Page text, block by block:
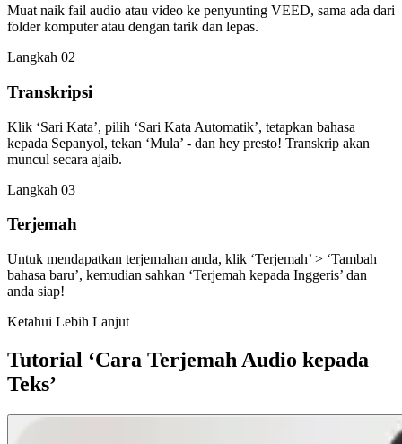
Muat naik fail audio atau video ke penyunting VEED, sama ada dari
folder komputer atau dengan tarik dan lepas.
Langkah 02
Transkripsi
Klik ‘Sari Kata’, pilih ‘Sari Kata Automatik’, tetapkan bahasa
kepada Sepanyol, tekan ‘Mula’ - dan hey presto! Transkrip akan
muncul secara ajaib.
Langkah 03
Terjemah
Untuk mendapatkan terjemahan anda, klik ‘Terjemah’ > ‘Tambah
bahasa baru’, kemudian sahkan ‘Terjemah kepada Inggeris’ dan
anda siap!
Ketahui Lebih Lanjut
Tutorial ‘Cara Terjemah Audio kepada
Teks’